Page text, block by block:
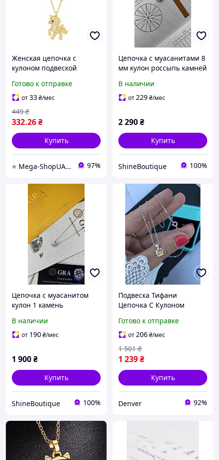
Женская цепочка с
кулоном подвеской
красивая бижутерия
"Единорог с камнями S33"
золотистый
Готово к отправке
от33₴/мес
332.26₴
449 ₴
Купить
⭐️ Mega-ShopUA.com.ua 97%
Цепочка с муасанитами 8
мм кулон россыпь камней
В наличии
от229₴/мес
2 290₴
Купить
ShineBoutique 100%
Цепочка с муасанитом
кулон 1 камень
В наличии
от 190₴/мес
1 900₴
Купить
ShineBoutique 100%
Подвеска Тифани
Цепочка С Кулоном
Проба Серебро
Брендовая Женская С
Кристаллом Tiffany
Denver Підвіска Тіфані
Готово к отправке
от206₴/мес
1 239₴
1 501 ₴
Купить
Denver 92%